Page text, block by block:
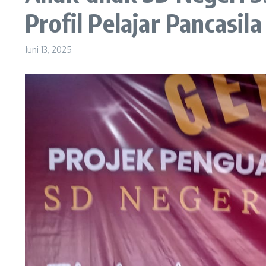
Profil Pelajar
Juni 13, 2025